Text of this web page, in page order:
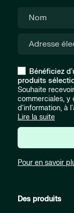
Bénéficiez
produits
Souhaite
commerciales, y
d'information, à
Lire la suite
Pour en savoir
Des produits